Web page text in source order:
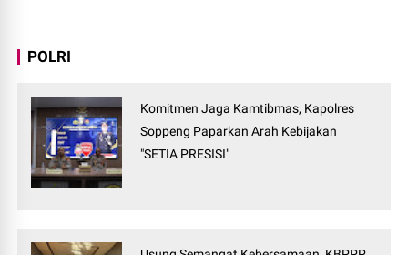
POLRI
Komitmen Jaga Kamtibmas, Kapolres
Soppeng Paparkan Arah Kebijakan
"SETIA PRESISI"